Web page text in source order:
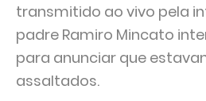
transmitido ao vivo pela
padre Ramiro Mincato
para anunciar que
assaltados.